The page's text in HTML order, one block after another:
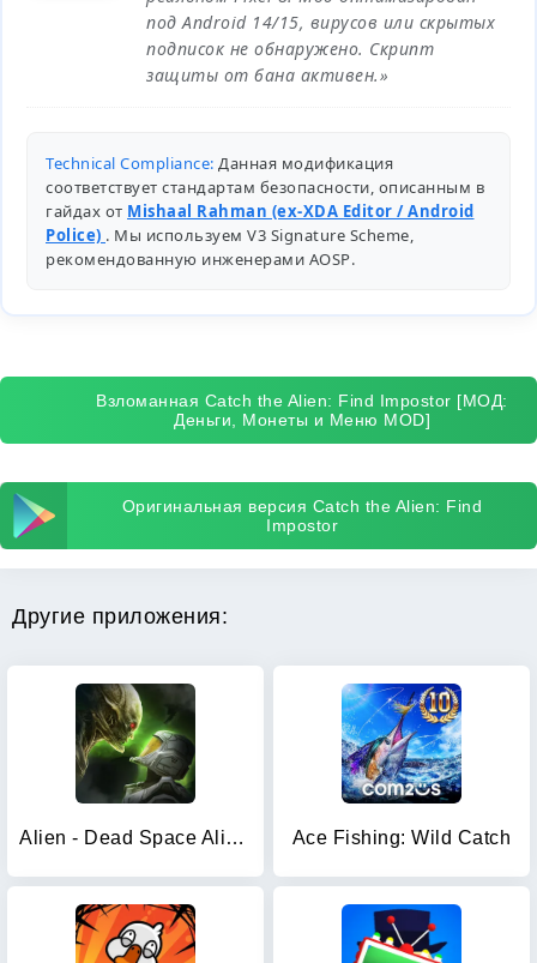
под Android 14/15, вирусов или скрытых
подписок не обнаружено. Скрипт
защиты от бана активен.»
Technical Compliance: Данная модификация
соответствует стандартам безопасности, описанным в
гайдах от Mishaal Rahman (ex-XDA Editor / Android
Police) . Мы используем V3 Signature Scheme,
рекомендованную инженерами AOSP.
Взломанная Catch the Alien: Find Impostor [МОД:
Деньги, Монеты и Меню MOD]
Оригинальная версия Catch the Alien: Find
Impostor
Другие приложения:
Alien - Dead Space Alien Games Ace Fishing: Wild Catch